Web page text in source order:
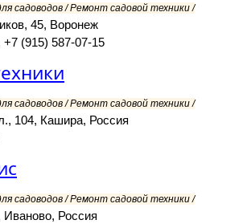
садоводов / Ремонт садовой техники /
45, Воронеж
(915) 587-07-15
садоводов / Ремонт садовой техники /
104, Кашира, Россия
садоводов / Ремонт садовой техники /
Россия